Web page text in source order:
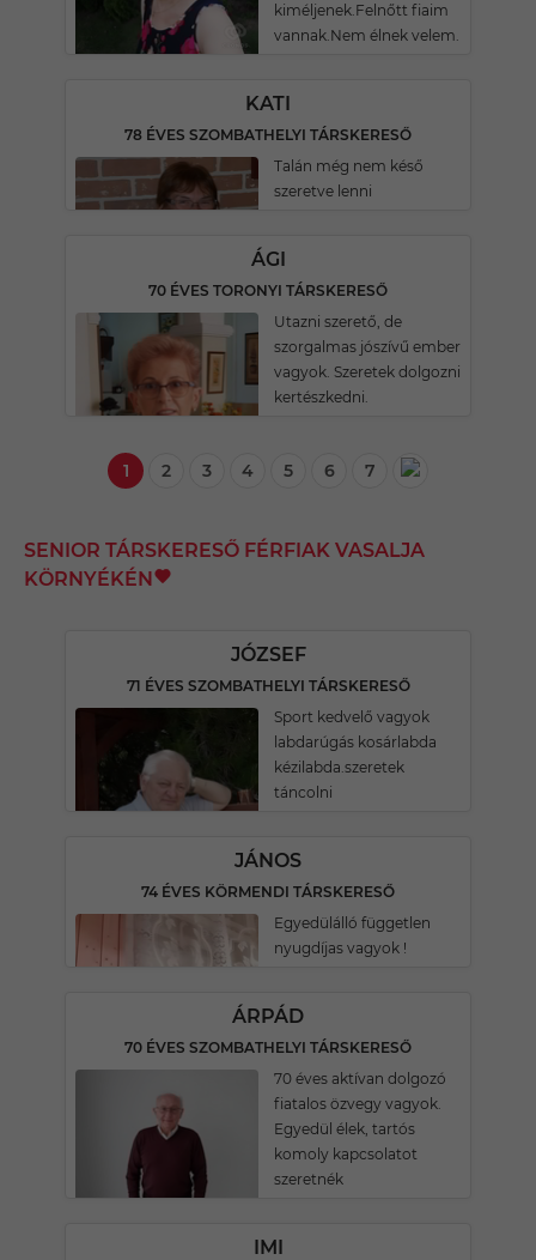
kiméljenek.Felnőtt fiaim
vannak.Nem élnek velem.
KATI
78 ÉVES SZOMBATHELYI TÁRSKERESŐ
Talán még nem késő
szeretve lenni
ÁGI
70 ÉVES TORONYI TÁRSKERESŐ
Utazni szerető, de
szorgalmas jószívű ember
vagyok. Szeretek dolgozni
kertészkedni.
1 2 3 4 5 6 7
SENIOR TÁRSKERESŐ FÉRFIAK VASALJA
KÖRNYÉKÉN
JÓZSEF
71 ÉVES SZOMBATHELYI TÁRSKERESŐ
Sport kedvelő vagyok
labdarúgás kosárlabda
kézilabda.szeretek
táncolni
JÁNOS
74 ÉVES KÖRMENDI TÁRSKERESŐ
Egyedülálló független
nyugdíjas vagyok !
ÁRPÁD
70 ÉVES SZOMBATHELYI TÁRSKERESŐ
70 éves aktívan dolgozó
fiatalos özvegy vagyok.
Egyedül élek, tartós
komoly kapcsolatot
szeretnék
IMI